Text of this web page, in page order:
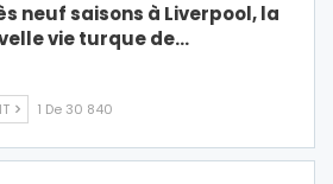
neuf saisons à Liverpool, la
vie turque de…
1 De 30 840